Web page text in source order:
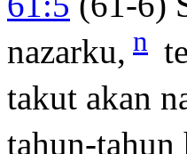
nazarku, n
takut akan
tahun-